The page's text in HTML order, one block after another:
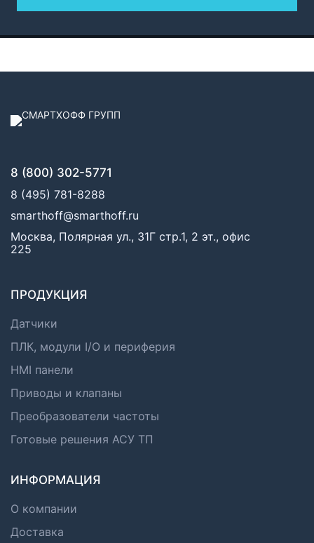
8 (800) 302-5771
8 (495) 781-8288
smarthoff@smarthoff.ru
Москва, Полярная ул., 31Г стр.1, 2 эт., офис
225
ПРОДУКЦИЯ
Датчики
ПЛК, модули I/O и периферия
HMI панели
Приводы и клапаны
Преобразователи частоты
Готовые решения АСУ ТП
ИНФОРМАЦИЯ
О компании
Доставка